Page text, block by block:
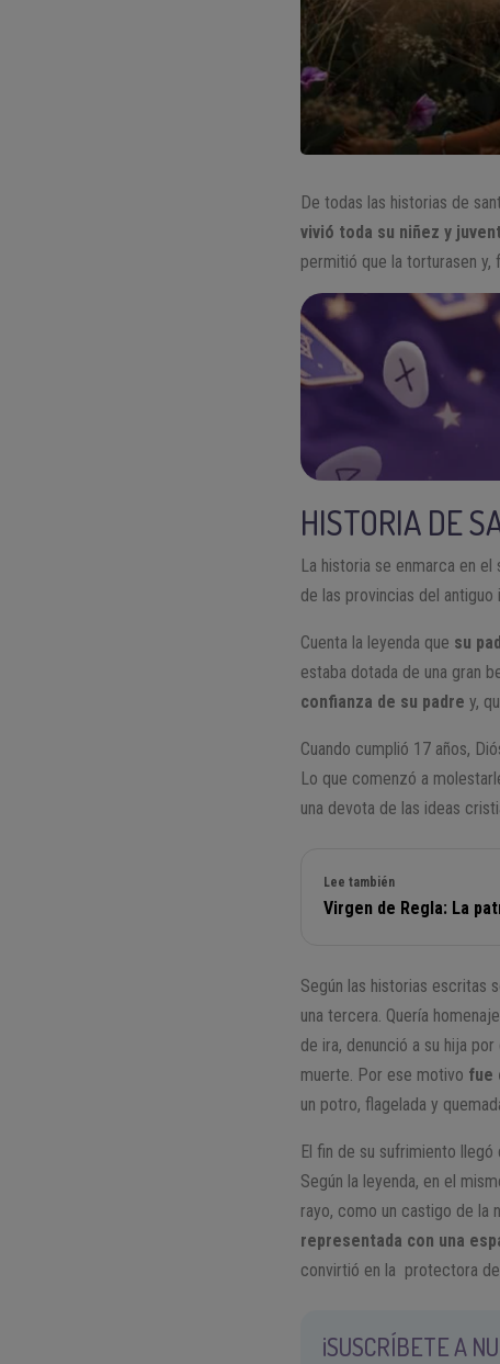
De todas las historias de
vivió toda su niñez y
permitió que la torturasen y,
HISTORIA DE
La historia se enmarca en
de las provincias del
Cuenta la leyenda que su
estaba dotada de una gran
confianza de su padre y,
Cuando cumplió 17 años,
Lo que comenzó a
una devota de las ideas
Lee también
Virgen de Regla: La
Según las historias escritas
una tercera. Quería
de ira, denunció a su hija
muerte. Por ese motivo fue
un potro, flagelada y
El fin de su sufrimiento
Según la leyenda, en el
rayo, como un castigo de la
representada con una
convirtió en la protectora
¡SUSCRÍBETE A